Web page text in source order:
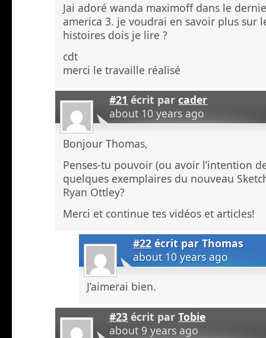
Jai adoré wanda maximoff dans le
america 3. je voudrai en savoir plus sur
histoires dois je lire ?
cdt
merci le travaille réalisé
#21 écrit parcader
about 10 years ago
Bonjour Thomas,
Penses-tu pouvoir (ou avoir l’intention
quelques exemplaires du nouveau
Ryan Ottley?
Merci et continue tes vidéos et articles!
#22écrit parThomas
about 10 years ago
J’aimerai bien.
#23 écrit parTobie
about 9 years ago